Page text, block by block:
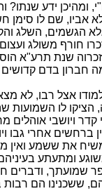
ומהיכן ידע
אביו, שם לו סימן
הגשמים, השלג
חורף משולג
שנת תרע"א
חברון בדם קדושים
אצל רבו, לא
הציקו לו השמועות
ויושבי אוהלים
ברחשים אחרי גבו
את ששמע ואין
ומתעתע
שמועתך, ודברים
ששכנינו הם רבות